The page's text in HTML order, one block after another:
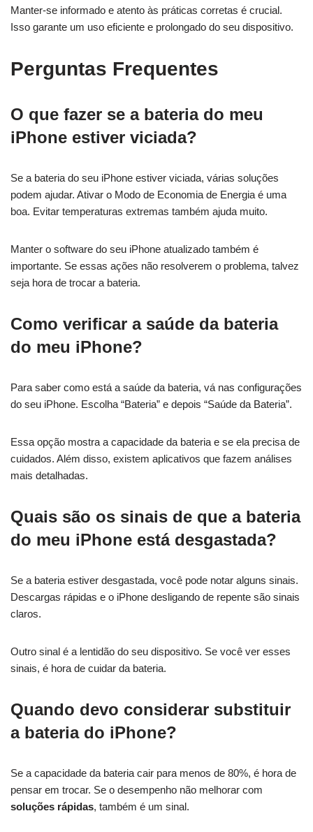
Manter-se informado e atento às práticas corretas é crucial.
Isso garante um uso eficiente e prolongado do seu dispositivo.
Perguntas Frequentes
O que fazer se a bateria do meu
iPhone estiver viciada?
Se a bateria do seu iPhone estiver viciada, várias soluções
podem ajudar. Ativar o Modo de Economia de Energia é uma
boa. Evitar temperaturas extremas também ajuda muito.
Manter o software do seu iPhone atualizado também é
importante. Se essas ações não resolverem o problema, talvez
seja hora de trocar a bateria.
Como verificar a saúde da bateria
do meu iPhone?
Para saber como está a saúde da bateria, vá nas configurações
do seu iPhone. Escolha “Bateria” e depois “Saúde da Bateria”.
Essa opção mostra a capacidade da bateria e se ela precisa de
cuidados. Além disso, existem aplicativos que fazem análises
mais detalhadas.
Quais são os sinais de que a bateria
do meu iPhone está desgastada?
Se a bateria estiver desgastada, você pode notar alguns sinais.
Descargas rápidas e o iPhone desligando de repente são sinais
claros.
Outro sinal é a lentidão do seu dispositivo. Se você ver esses
sinais, é hora de cuidar da bateria.
Quando devo considerar substituir
a bateria do iPhone?
Se a capacidade da bateria cair para menos de 80%, é hora de
pensar em trocar. Se o desempenho não melhorar com
soluções rápidas, também é um sinal.